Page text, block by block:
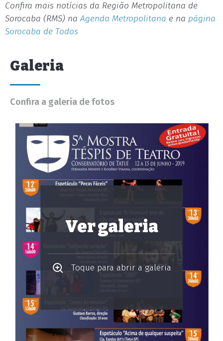
Confira mais notícias da Região Metropolitana de
Sorocaba (RMS) naAgenda Metropolitana e na página
Sorocaba de Todos
Galeria
Confira a galeria de fotos
Ver galeria
Toque para abrir a galeria